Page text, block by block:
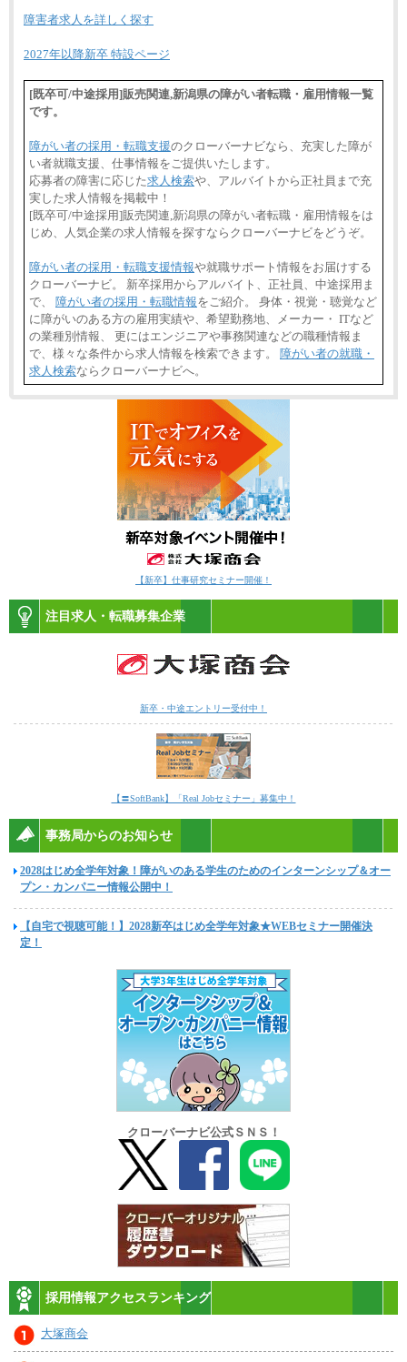
障害者求人を詳しく探す
2027年以降新卒 特設ページ
[既卒可/中途採用]販売関連,新潟県の障がい者転職・雇用情報一覧
です。
障がい者の採用・転職支援のクローバーナビなら、充実した障が
い者就職支援、仕事情報をご提供いたします。
応募者の障害に応じた求人検索や、アルバイトから正社員まで充
実した求人情報を掲載中！
[既卒可/中途採用]販売関連,新潟県の障がい者転職・雇用情報をは
じめ、人気企業の求人情報を探すならクローバーナビをどうぞ。
障がい者の採用・転職支援情報や就職サポート情報をお届けする
クローバーナビ。 新卒採用からアルバイト、正社員、中途採用ま
で、 障がい者の採用・転職情報をご紹介。 身体・視覚・聴覚など
に障がいのある方の雇用実績や、希望勤務地、メーカー・ ITなど
の業種別情報、 更にはエンジニアや事務関連などの職種情報ま
で、様々な条件から求人情報を検索できます。 障がい者の就職・
求人検索ならクローバーナビへ。
【新卒】仕事研究セミナー開催！
注目求人・転職募集企業
新卒・中途エントリー受付中！
【〓SoftBank】「Real Jobセミナー」募集中！
事務局からのお知らせ
2028はじめ全学年対象！障がいのある学生のためのインターンシップ＆オー
プン・カンパニー情報公開中！
【自宅で視聴可能！】2028新卒はじめ全学年対象★WEBセミナー開催決
定！
クローバーナビ公式ＳＮＳ！
採用情報アクセスランキング
大塚商会